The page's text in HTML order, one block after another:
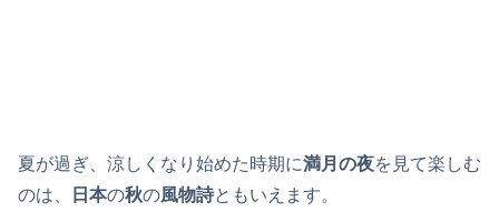
夏が過ぎ、涼しくなり始めた時期に満月の夜を見て楽しむ
のは、
日本の秋の風物詩ともいえます。